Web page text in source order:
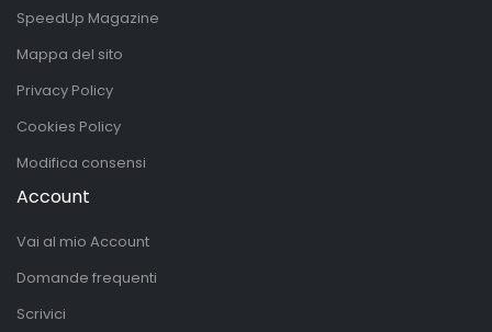
SpeedUp Magazine
Mappa del sito
Privacy Policy
Cookies Policy
Modifica consensi
Account
Vai al mio Account
Domande frequenti
Scrivici